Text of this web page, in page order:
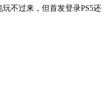
不过来，但首发登录PS5还